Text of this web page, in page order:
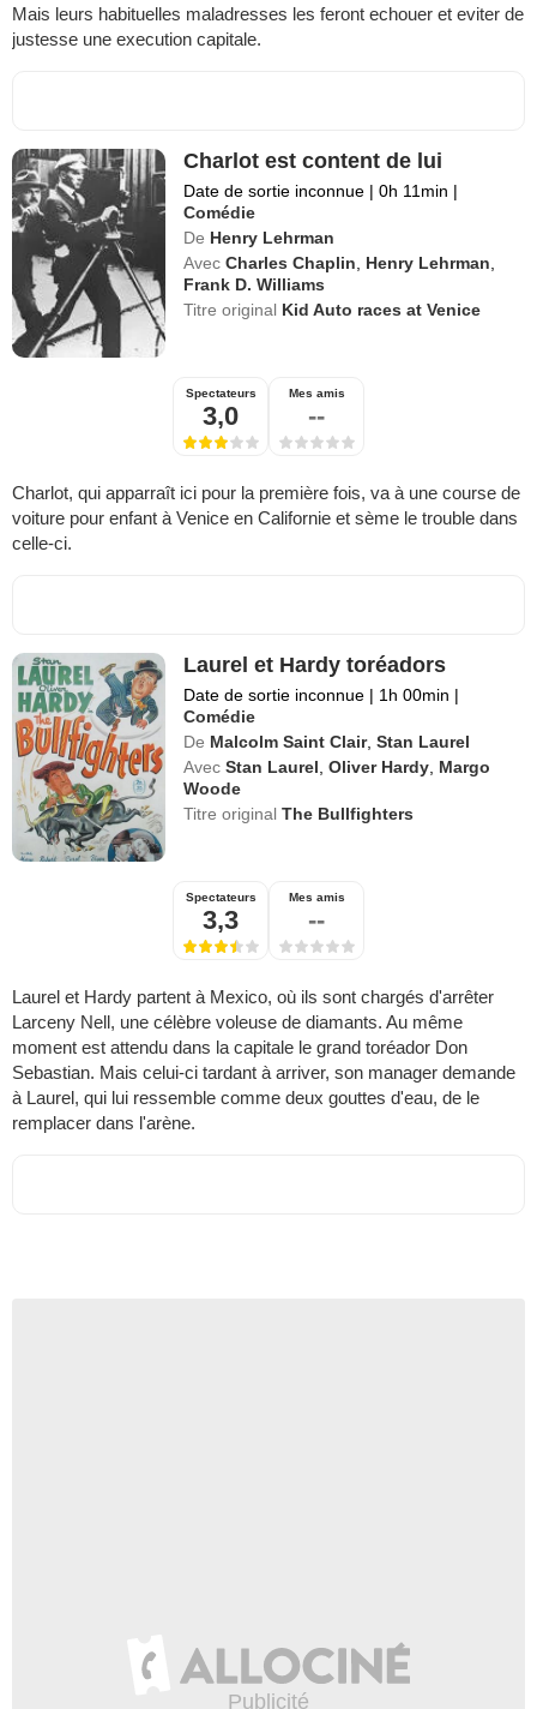
Mais leurs habituelles maladresses les feront echouer et eviter de
justesse une execution capitale.
Charlot est content de lui
Date de sortie inconnue | 0h 11min |
Comédie
De Henry Lehrman
Avec Charles Chaplin Henry Lehrman
Frank D. Williams
Titre original Kid Auto races at Venice
Spectateurs
3,0
Mes amis
--
Charlot, qui apparraît ici pour la première fois, va à une course de
voiture pour enfant à Venice en Californie et sème le trouble dans
celle-ci.
Laurel et Hardy toréadors
Date de sortie inconnue | 1h 00min |
Comédie
De Malcolm Saint Clair,Stan Laurel
Avec Stan Laurel ,Oliver Hardy Margo
Woode
Titre originalThe Bullfighters
Spectateurs
3,3
Mes amis
--
Laurel et Hardy partent à Mexico, où ils sont chargés d'arrêter
Larceny Nell, une célèbre voleuse de diamants. Au même
moment est attendu dans la capitale le grand toréador Don
Sebastian. Mais celui-ci tardant à arriver, son manager demande
à Laurel, qui lui ressemble comme deux gouttes d'eau, de le
remplacer dans l'arène.